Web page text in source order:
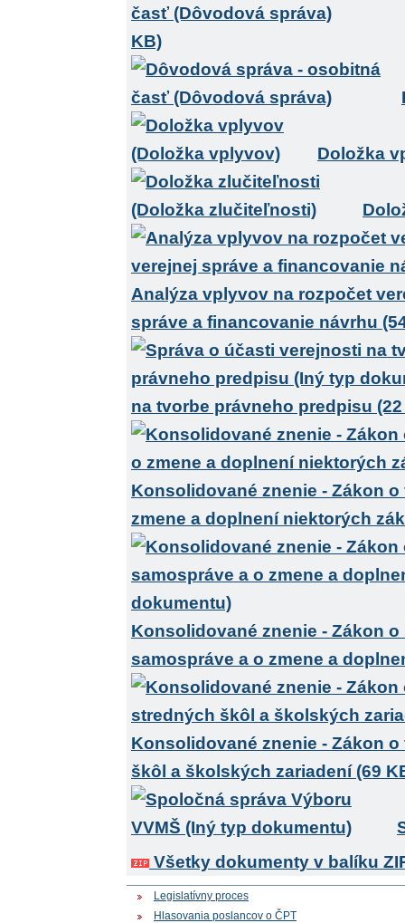
KB)
Doložka
Analýza vplyvov na rozpočet
správe a financovanie návrhu
na tvorbe právneho predpisu
Konsolidované znenie - Zákon
zmene a doplnení niektorých
Konsolidované znenie - Zákon
samospráve a o zmene a
Konsolidované znenie - Zákon
škôl a školských zariadení (69
Všetky dokumenty v balíku
Legislatívny proces
Hlasovania poslancov o ČPT